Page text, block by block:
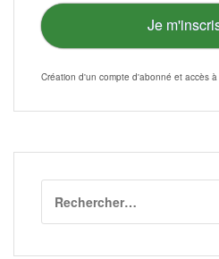
Je
Création d'un compte d'abonné et accès à